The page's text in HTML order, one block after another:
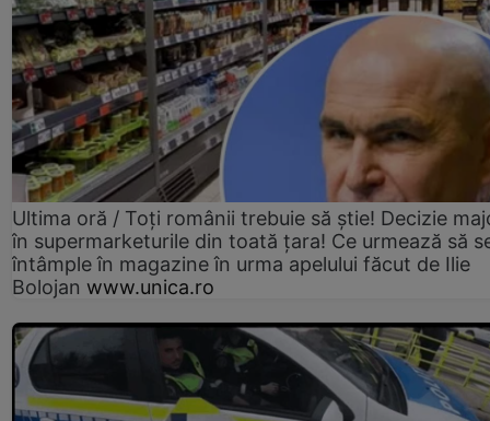
Ultima oră / Toți românii trebuie să știe! Decizie
în supermarketurile din toată țara! Ce urmează să
întâmple în magazine în urma apelului făcut de Ilie
Bolojan www.unica.ro